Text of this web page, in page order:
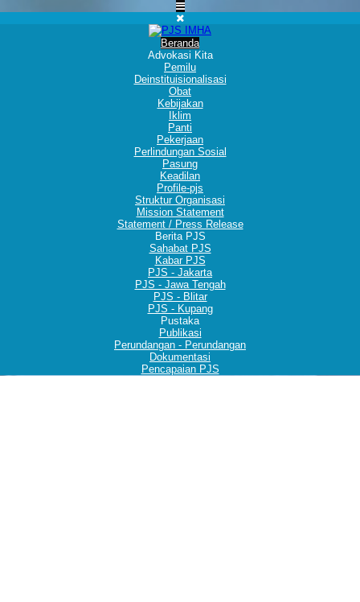
Beranda
Advokasi Kita
Pemilu
Deinstituisionalisasi
Obat
Kebijakan
Iklim
Panti
Pekerjaan
Perlindungan Sosial
Pasung
Keadilan
Profile-pjs
Struktur Organisasi
Mission Statement
Statement / Press Release
Berita PJS
Sahabat PJS
Kabar PJS
PJS - Jakarta
PJS - Jawa Tengah
PJS - Blitar
PJS - Kupang
Pustaka
Publikasi
Perundangan - Perundangan
Dokumentasi
Pencapaian PJS